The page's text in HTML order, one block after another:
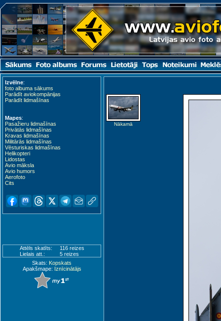
Izvēlne:
foto albuma sākums
Parādīt aviokompānijas
Parādīt lidmašīnas
Mapes:
Pasažieru lidmašīnas
Privātās lidmašīnas
Kravas lidmašīnas
Militārās lidmašīnas
Vēsturiskas lidmašīnas
Helikopteri
Lidostas
Avio māksla
Avio humors
Aerofoto
Cits
Attēls skatīts:
116 reizes
Lielais att.:
5 reizes
Skats: Kopskats
Apakšmape: Iznīcinātājs
Nākamā